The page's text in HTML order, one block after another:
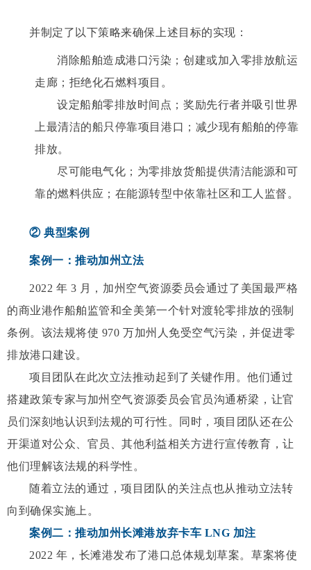
并制定了以下策略来确保上述目标的实现：
消除船舶造成港口污染；创建或加入零排放航运
走廊；拒绝化石燃料项目。
设定船舶零排放时间点；奖励先行者并吸引世界
上最清洁的船只停靠项目港口；减少现有船舶的停靠
排放。
尽可能电气化；为零排放货船提供清洁能源和可
靠的燃料供应；在能源转型中依靠社区和工人监督。
② 典型案例
案例一：推动加州立法
2022 年 3 月，加州空气资源委员会通过了美国最严格
的商业港作船舶监管和全美第一个针对渡轮零排放的强制
条例。该法规将使 970 万加州人免受空气污染，并促进零
排放港口建设。
项目团队在此次立法推动起到了关键作用。他们通过
搭建政策专家与加州空气资源委员会官员沟通桥梁，让官
员们深刻地认识到法规的可行性。同时，项目团队还在公
开渠道对公众、官员、其他利益相关方进行宣传教育，让
他们理解该法规的科学性。
随着立法的通过，项目团队的关注点也从推动立法转
向到确保实施上。
案例二：推动加州长滩港放弃卡车 LNG 加注
2022 年，长滩港发布了港口总体规划草案。草案将使